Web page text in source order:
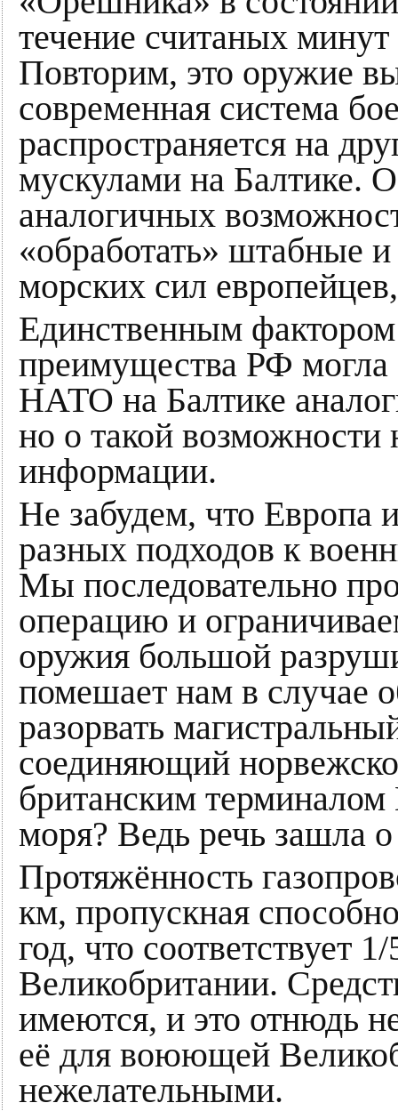
течение считаных
Повторим, это оружие
современная система
распространяется на
мускулами на Балтике.
аналогичных
«обработать» штабные
морских сил
Единственным
преимущества РФ могла
НАТО на Балтике
но о такой возможности
информации.
Не забудем, что Европа
разных подходов к
Мы последовательно
операцию и
оружия большой
помешает нам в случае
разорвать
соединяющий
британским
моря? Ведь речь зашла
Протяжённость
км, пропускная
год, что соответствует
Великобритании.
имеются, и это отнюдь
её для воюющей
нежелательными.